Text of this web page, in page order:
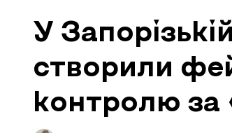
У
створили
контролю за